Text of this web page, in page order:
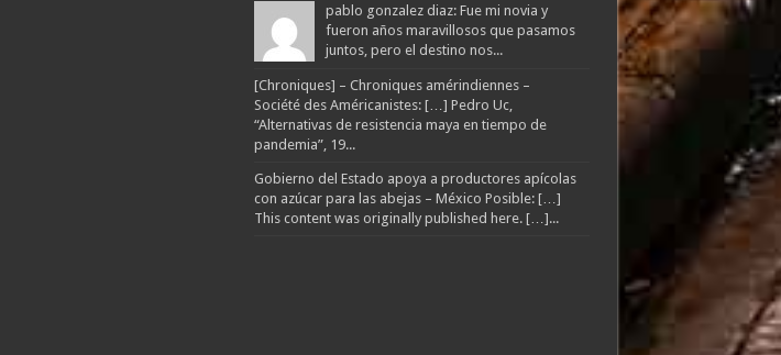
pablo gonzalez diaz: Fue mi novia y
fueron años maravillosos que pasamos
juntos, pero el destino nos...
[Chroniques] – Chroniques amérindiennes –
Société des Américanistes: […] Pedro Uc,
“Alternativas de resistencia maya en tiempo de
pandemia”, 19...
Gobierno del Estado apoya a productores apícolas
con azúcar para las abejas – México Posible: […]
This content was originally published here. […]...